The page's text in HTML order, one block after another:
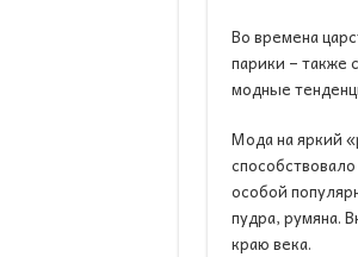
Во времена
парики – также
модные
Мода на яркий
особой
пудра, румяна.
краю века.